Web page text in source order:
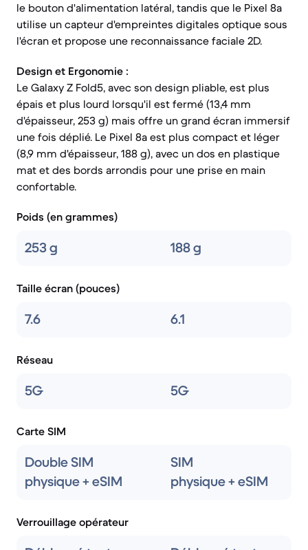
le bouton d'alimentation latéral, tandis que le Pixel 8a
utilise un capteur d'empreintes digitales optique sous
l'écran et propose une reconnaissance faciale 2D.
Design et Ergonomie :
Le Galaxy Z Fold5, avec son design pliable, est plus
épais et plus lourd lorsqu'il est fermé (13,4 mm
d'épaisseur, 253 g) mais offre un grand écran immersif
une fois déplié. Le Pixel 8a est plus compact et léger
(8,9 mm d'épaisseur, 188 g), avec un dos en plastique
mat et des bords arrondis pour une prise en main
confortable.
Poids (en grammes)
253 g 188 g
Taille écran (pouces)
7.6 6.1
Réseau
5G 5G
Carte SIM
Double SIM
physique + eSIM
SIM
physique + eSIM
Verrouillage opérateur